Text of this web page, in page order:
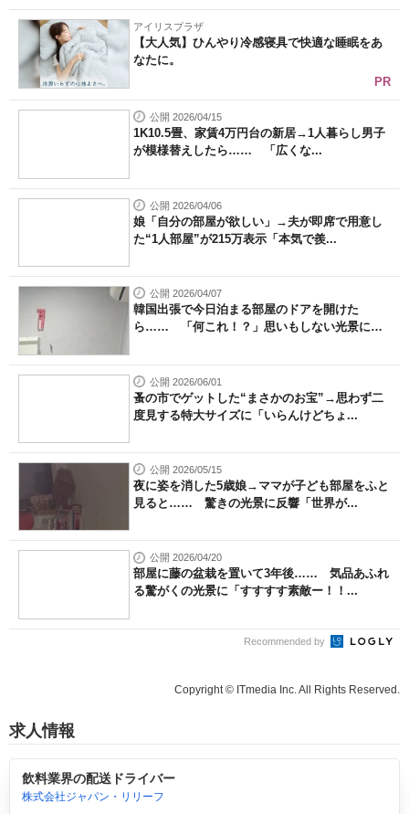
アイリスプラザ
【大人気】ひんやり冷感寝具で快適な睡眠をあ
なたに。
PR
公開 2026/04/15
1K10.5畳、家賃4万円台の新居→1人暮らし男子
が模様替えしたら…… 「広くな...
公開 2026/04/06
娘「自分の部屋が欲しい」→夫が即席で用意し
た“1人部屋”が215万表示「本気で羨...
公開 2026/04/07
韓国出張で今日泊まる部屋のドアを開けた
ら…… 「何これ！？」思いもしない光景に
公開 2026/06/01
蚤の市でゲットした“まさかのお宝”→思わず二
度見する特大サイズに「いらんけどちょ...
公開 2026/05/15
夜に姿を消した5歳娘→ママが子ども部屋をふと
見ると…… 驚きの光景に反響「世界が...
公開 2026/04/20
部屋に藤の盆栽を置いて3年後…… 気品あふれ
る驚がくの光景に「すすすす素敵ー！！...
Recommended by
Copyright © ITmedia Inc. All Rights Reserved.
求人情報
飲料業界の配送ドライバー
株式会社ジャパン・リリーフ